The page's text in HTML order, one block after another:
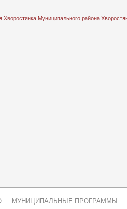
Хворостянка Муниципального района
МУНИЦИПАЛЬНЫЕ ПРОГРАММЫ